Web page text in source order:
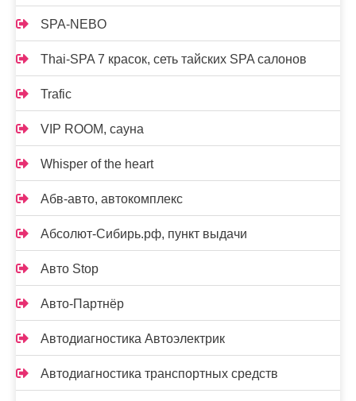
SPA-NEBO
Thai-SPA 7 красок, сеть тайских SPA салонов
Trafic
VIP ROOM, сауна
Whisper of the heart
Абв-авто, автокомплекс
Абсолют-Сибирь.рф, пункт выдачи
Авто Stop
Авто-Партнёр
Автодиагностика Автоэлектрик
Автодиагностика транспортных средств